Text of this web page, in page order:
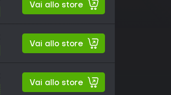
Vai allo store
Vai allo store
Vai allo store